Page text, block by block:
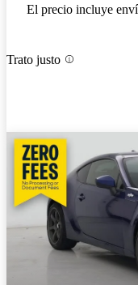
El precio incluye
Trato justo